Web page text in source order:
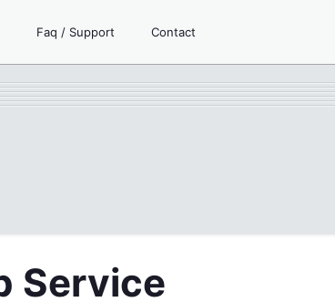
Faq / Support Contact
Service